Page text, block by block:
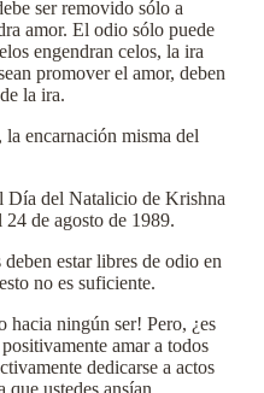
ser removido sólo a
amor. El odio sólo puede
engendran celos, la ira
promover el amor, deben
la ira.
encarnación misma del
Día del Natalicio de Krishna
de agosto de 1989.
estar libres de odio en
no es suficiente.
hacia ningún ser! Pero, ¿es
amar a todos
dedicarse a actos
ustedes ansían.